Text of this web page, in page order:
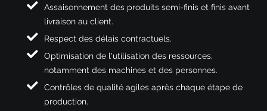
Assaisonnement des produits semi-finis et finis avant
livraison au client.
Respect des délais contractuels.
Optimisation de l'utilisation des ressources,
notamment des machines et des personnes.
Contrôles de qualité agiles après chaque étape de
production.